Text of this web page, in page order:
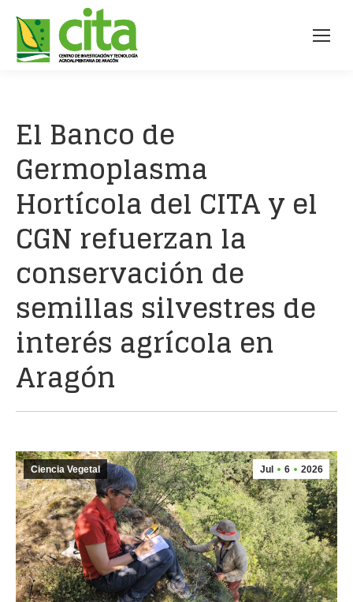
El Banco de
Germoplasma
Hortícola del CITA y el
CGN refuerzan la
conservación de
semillas silvestres de
interés agrícola en
Aragón
Jul 6 2026
Ciencia Vegetal